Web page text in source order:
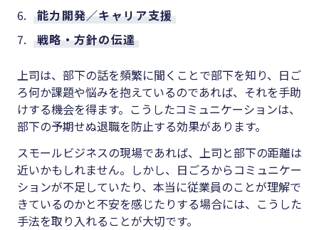
能力開発／キャリア支援
戦略・方針の伝達
上司は、部下の話を頻繁に聞くことで部下を知り、日ご
ろ何か課題や悩みを抱えているのであれば、それを手助
けする機会を得ます。こうしたコミュニケーションは、
部下の予期せぬ退職を防止する効果があります。
スモールビジネスの現場であれば、上司と部下の距離は
近いかもしれません。しかし、日ごろからコミュニケー
ションが不足していたり、本当に従業員のことが理解で
きているのかと不安を感じたりする場合には、こうした
手法を取り入れることが大切です。